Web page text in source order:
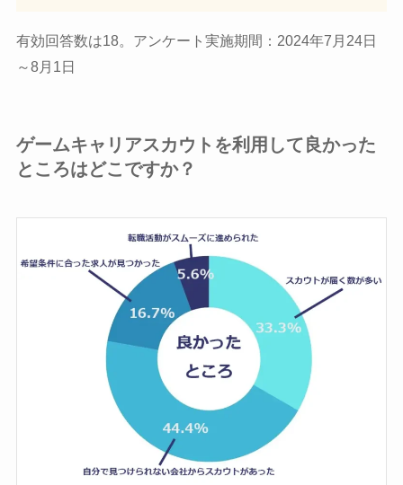
有効回答数は18。アンケート実施期間：2024年7月24日
～8月1日
ゲームキャリアスカウトを利用して良かった
ところはどこですか？